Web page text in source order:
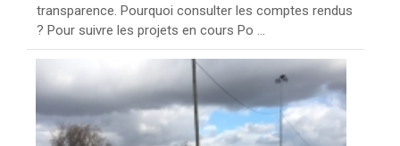
transparence. Pourquoi consulter les comptes rendus
? Pour suivre les projets en cours Po ...